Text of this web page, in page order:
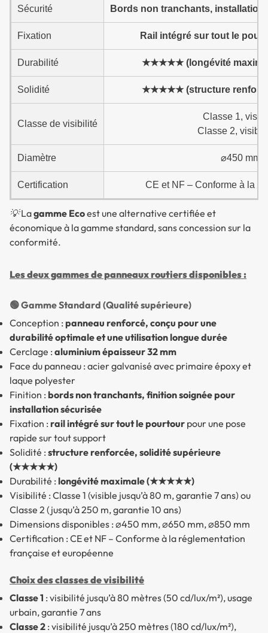
Sécurité Bords non tranchants, installation
Fixation Rail intégré sur tout le
Durabilité ★★★★★ (longévité
Solidité ★★★★★ (structure
Classe de visibilité
Classe 1,
Classe 2,
Diamètre ⌀450 mm,
Certification CE et NF – Conforme à la
💡 Lagamme Ecoest une alternative certifiée et
économique à la gamme standard, sans concession sur la
conformité.
Les deux gammes de panneaux routiers disponibles :
🟢 Gamme Standard (Qualité supérieure)
Conception : panneau renforcé, conçu pour une
durabilité optimale et une utilisation longue durée
Cerclage : aluminium épaisseur 32 mm
Face du panneau : acier galvanisé avec primaire époxy et
laque polyester
Finition : bords non tranchants, finition soignée pour
installation sécurisée
Fixation : rail intégré sur tout le pourtour pour une pose
rapide sur tout support
Solidité : structure renforcée, solidité supérieure
(★★★★★)
Durabilité : longévité maximale (★★★★★)
Visibilité : Classe 1 (visible jusqu’à 80 m, garantie 7 ans) ou
Classe 2 (jusqu’à 250 m, garantie 10 ans)
Dimensions disponibles : ⌀450 mm, ⌀650 mm, ⌀850 mm
Certification : CE et NF – Conforme à la réglementation
française et européenne
Choix des classes de visibilité
Classe 1 : visibilité jusqu’à 80 mètres (50 cd/lux/m²), usage
urbain, garantie 7 ans
Classe 2 : visibilité jusqu’à 250 mètres (180 cd/lux/m²),